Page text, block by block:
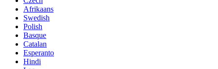
Afrikaans
Swedish
Polish
Basque
Catalan
Esperanto
Hindi